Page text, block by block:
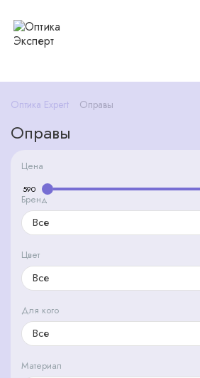
Оптика Expert Оправы
Оправы
Цена
Бренд
Все
Цвет
Все
Для кого
Все
Материал